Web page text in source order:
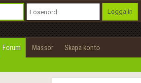
Logga in
Forum Mässor Skapa konto